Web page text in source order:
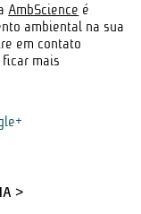
AmbScience é
ambiental na sua
em contato
ficar mais
>